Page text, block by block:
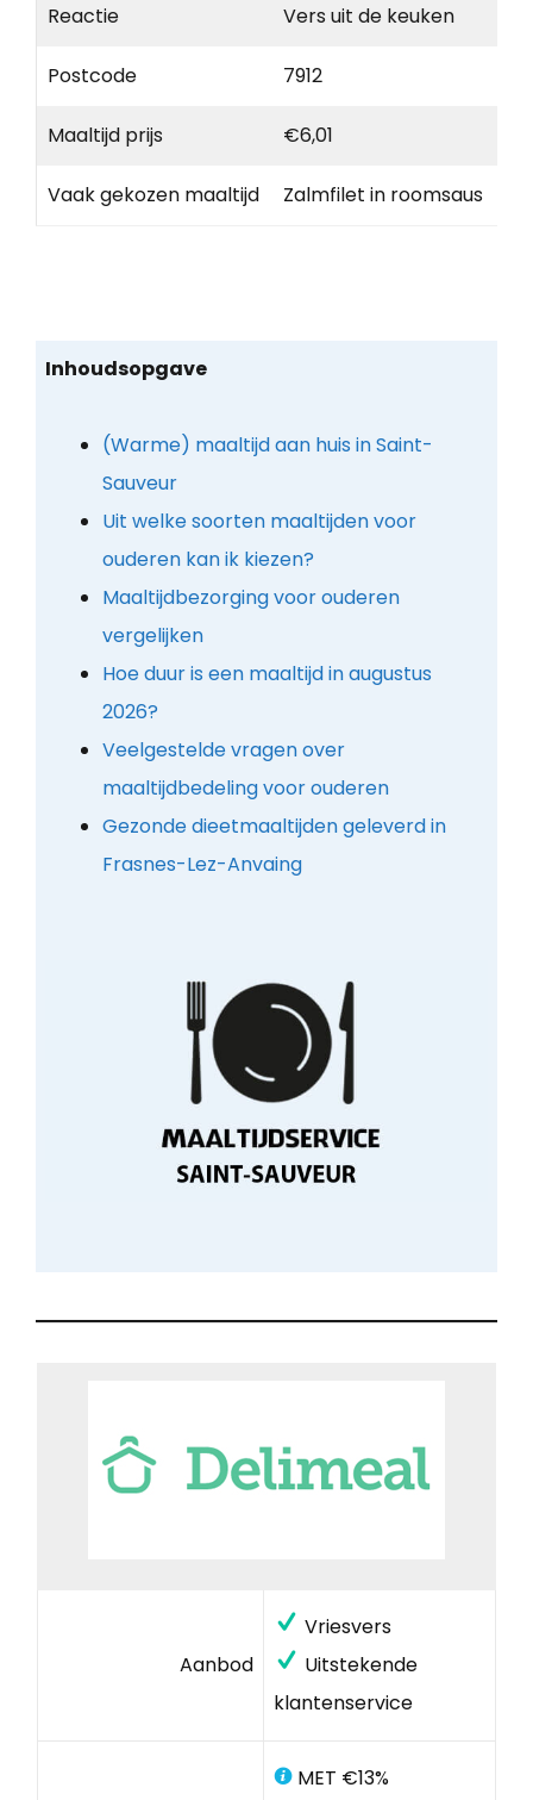
Reactie Vers uit de keuken
Postcode 7912
Maaltijd prijs €6,01
Vaak gekozen maaltijd Zalmfilet in roomsaus
Inhoudsopgave
(Warme) maaltijd aan huis in Saint-
Sauveur
Uit welke soorten maaltijden voor
ouderen kan ik kiezen?
Maaltijdbezorging voor ouderen
vergelijken
Hoe duur is een maaltijd in augustus
2026?
Veelgestelde vragen over
maaltijdbedeling voor ouderen
Gezonde dieetmaaltijden geleverd in
Frasnes-Lez-Anvaing
Aanbod
Vriesvers
Uitstekende
klantenservice
MET €13%